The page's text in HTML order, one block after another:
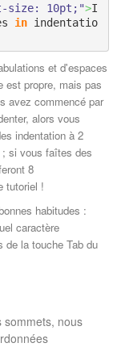
size: 10pt;">I
in indentatio
et d'espaces
est propre, mais pas
avez commencé par
alors vous
indentation à 2
si vous faîtes des
8
tutoriel !
habitudes :
caractère
de la touche Tab du
sommets, nous